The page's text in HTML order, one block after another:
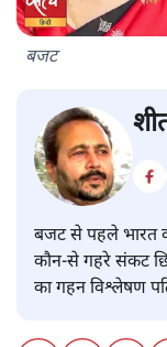
बजट
बजट से पहले भारत
कौन-से गहरे संकट
का गहन विश्लेषण